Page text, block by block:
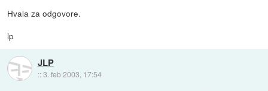
Hvala za odgovore.
lp
JLP
::3. feb 2003, 17:54